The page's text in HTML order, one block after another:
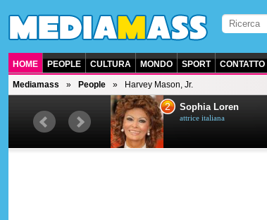
HOME PEOPLE CULTURA MONDO SPORT CONTATTO
Mediamass People Harvey Mason, Jr.
americano
2 Sophia Loren
attrice italiana